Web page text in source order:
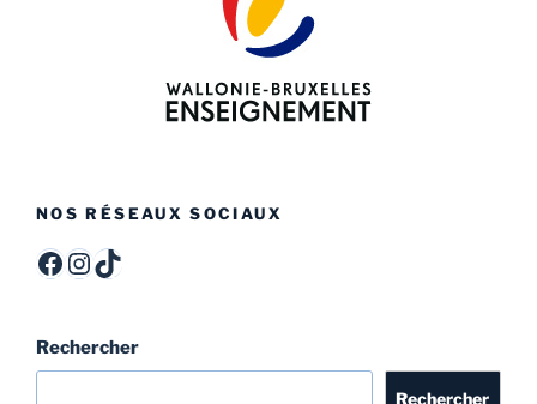
NOS RÉSEAUX SOCIAUX
ITCF Félicien Rops - Officiel - itcffr
itcffr
Rechercher
Rechercher